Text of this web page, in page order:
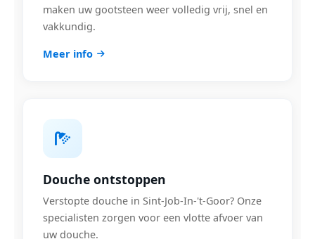
maken uw gootsteen weer volledig vrij, snel en
vakkundig.
Meer info
Douche ontstoppen
Verstopte douche in Sint-Job-In-'t-Goor? Onze
specialisten zorgen voor een vlotte afvoer van
uw douche.